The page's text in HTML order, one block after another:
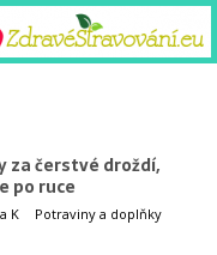
za čerstvé droždí,
po ruce
K Potraviny a doplňky